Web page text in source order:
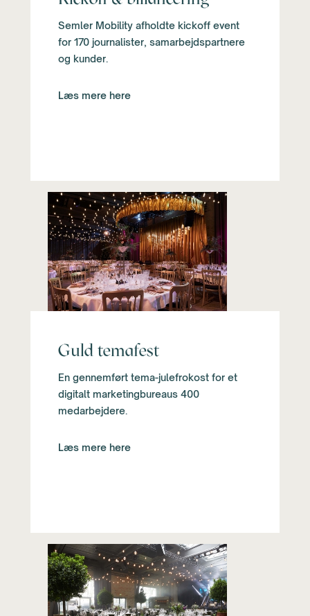
Semler Mobility afholdte kickoff event
for 170 journalister, samarbejdspartnere
og kunder.
Læs mere here
Guld temafest
En gennemført tema-julefrokost for et
digitalt marketingbureaus 400
medarbejdere.
Læs mere here